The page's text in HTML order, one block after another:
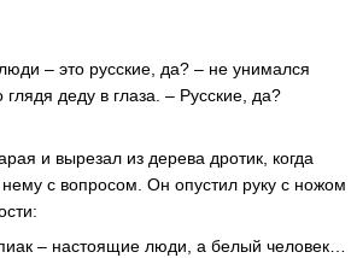
– это русские, да? – не унимался
деду в глаза. – Русские, да?
и вырезал из дерева дротик, когда
с вопросом. Он опустил руку с ножом
– настоящие люди, а белый человек…